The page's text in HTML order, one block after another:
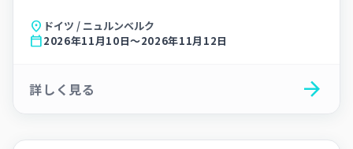
location_on ドイツ / ニュルンベルク
calendar_today2026年11月10日～2026年11月12日
詳しく見る arrow_forward